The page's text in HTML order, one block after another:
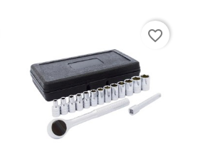
favorite_border